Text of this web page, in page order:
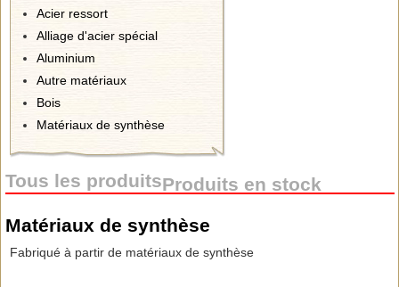
Acier ressort
Alliage d'acier spécial
Aluminium
Autre matériaux
Bois
Matériaux de synthèse
Tous les produitsProduits en stock
Matériaux de synthèse
Fabriqué à partir de matériaux de synthèse